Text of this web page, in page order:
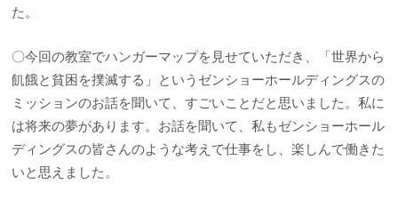
た。
〇今回の教室でハンガーマップを見せていただき、「世界から
飢餓と貧困を撲滅する」というゼンショーホールディングスの
ミッションのお話を聞いて、すごいことだと思いました。私に
は将来の夢があります。お話を聞いて、私もゼンショーホール
ディングスの皆さんのような考えで仕事をし、楽しんで働きた
いと思えました。